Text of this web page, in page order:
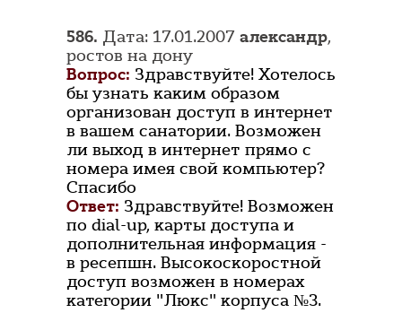
586. Дата: 17.01.2007 александр,
ростов на дону
Вопрос: Здравствуйте! Хотелось
бы узнать каким образом
организован доступ в интернет
в вашем санатории. Возможен
ли выход в интернет прямо с
номера имея свой компьютер?
Спасибо
Ответ: Здравствуйте! Возможен
по dial-up, карты доступа и
дополнительная информация -
в ресепшн. Высокоскоростной
доступ возможен в номерах
категории "Люкс" корпуса №3.